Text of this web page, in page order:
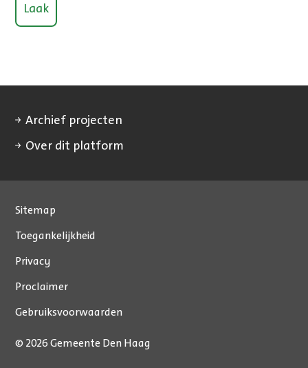
Laak
Archief projecten
Over dit platform
Sitemap
Toegankelijkheid
Privacy
Proclaimer
Gebruiksvoorwaarden
© 2026 Gemeente Den Haag